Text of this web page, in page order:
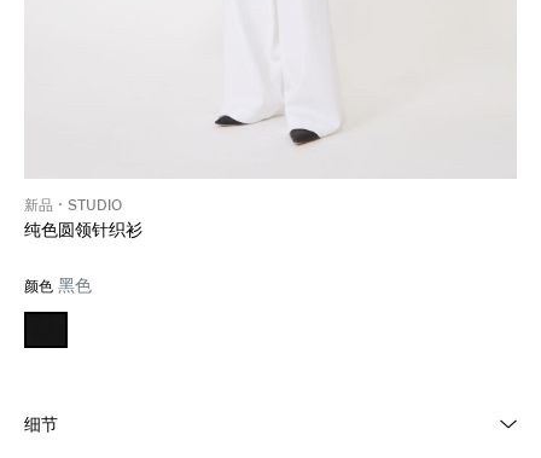
新品 STUDIO
纯色圆领针织衫
颜色 黑色
细节